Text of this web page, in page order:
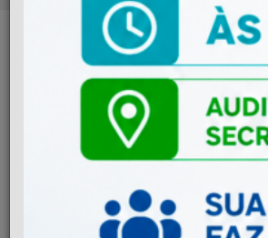
ADMINISTRAÇÃO
Previous